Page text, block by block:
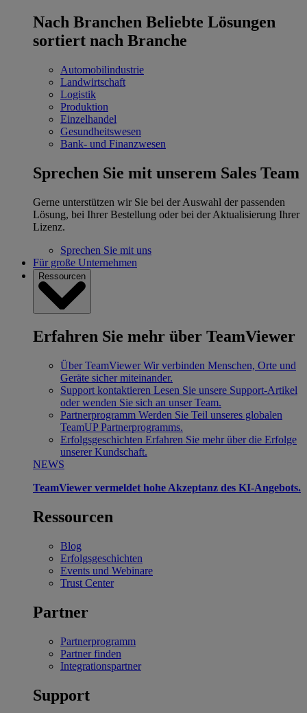
Nach Branchen Beliebte Lösungen
sortiert nach Branche
Automobilindustrie
Landwirtschaft
Logistik
Produktion
Einzelhandel
Gesundheitswesen
Bank- und Finanzwesen
Sprechen Sie mit unserem Sales Team
Gerne unterstützen wir Sie bei der Auswahl der passenden
Lösung, bei Ihrer Bestellung oder bei der Aktualisierung Ihrer
Lizenz.
Sprechen Sie mit uns
Für große Unternehmen
Ressourcen
Erfahren Sie mehr über TeamViewer
Über TeamViewer Wir verbinden Menschen, Orte und
Geräte sicher miteinander.
Support kontaktieren Lesen Sie unsere Support-Artikel
oder wenden Sie sich an unser Team.
Partnerprogramm Werden Sie Teil unseres globalen
TeamUP Partnerprogramms.
Erfolgsgeschichten Erfahren Sie mehr über die Erfolge
unserer Kundschaft.
NEWS
TeamViewer vermeldet hohe Akzeptanz des KI-Angebots.
Ressourcen
Blog
Erfolgsgeschichten
Events und Webinare
Trust Center
Partner
Partnerprogramm
Partner finden
Integrationspartner
Support